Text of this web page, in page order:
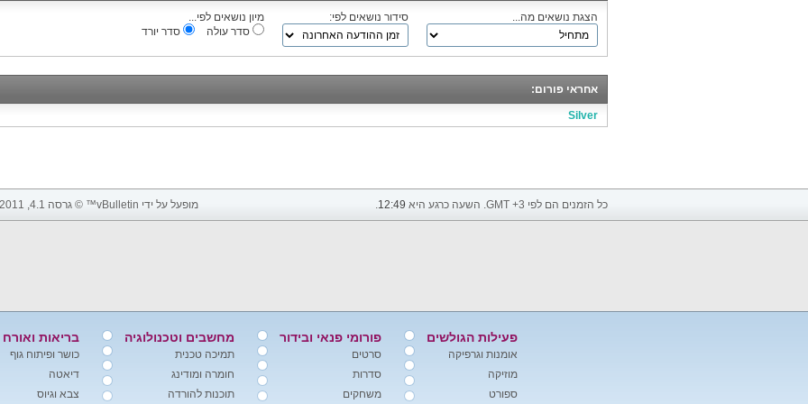
הצגת נושאים מה... סידור נושאים לפי:
מיון נושאים לפי...
סדר עולה
סדר יורד
אחראי פורום:
Silver
כל הזמנים הם לפי GMT +3. השעה כרגע היא 12:49
. מופעל על ידי vBulletin™ © גרסה 4.1, 2011 vBulletin Solutions, Inc. כל הזכויות שמורות.
פעילות הגולשים
אומנות וגרפיקה
מוזיקה
ספורט
פורומי פנאי ובידור
סרטים
סדרות
משחקים
מחשבים וטכנולוגיה
תמיכה טכנית
חומרה ומודינג
תוכנות להורדה
בריאות ואורח
כושר ופיתוח גוף
דיאטה
צבא וגיוס